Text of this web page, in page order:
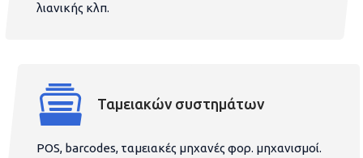
λιανικής κλπ.
Ταμειακών συστημάτων
POS, barcodes, ταμειακές μηχανές φορ. μηχανισμοί.